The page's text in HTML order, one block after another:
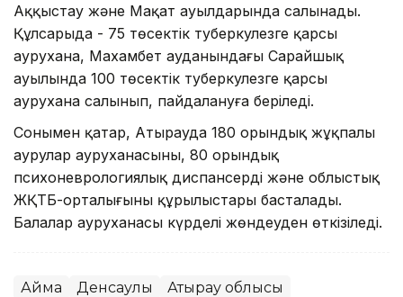
Аққыстау және Мақат ауылдарында салынады.
Құлсарыда - 75 төсектік туберкулезге қарсы
аурухана, Махамбет ауданындағы Сарайшық
ауылында 100 төсектік туберкулезге қарсы
аурухана салынып, пайдалануға беріледі.
Сонымен қатар, Атырауда 180 орындық жұқпалы
аурулар ауруханасының, 80 орындық
психоневрологиялық диспансердің және облыстық
ЖҚТБ-орталығының құрылыстары басталады.
Балалар ауруханасы күрделі жөндеуден өткізіледі.
Аймақ Денсаулық Атырау облысы